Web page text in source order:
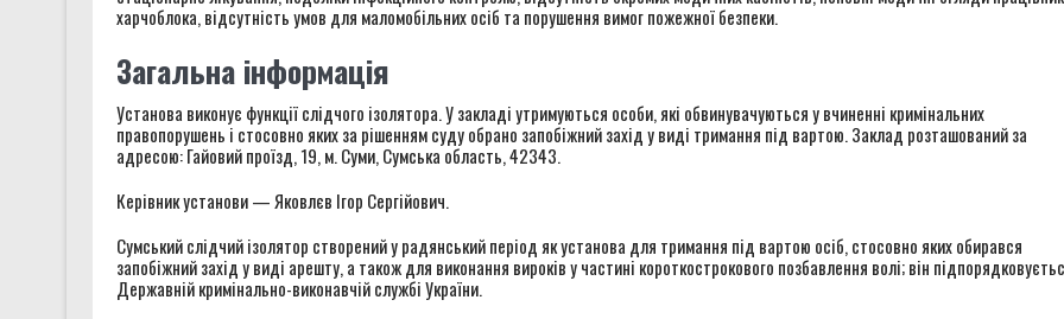
харчоблока, відсутність умов для маломобільних осіб та порушення вимог пожежної безпеки.
Загальна інформація
Установа виконує функції слідчого ізолятора. У закладі утримуються особи, які обвинувачуються у вчиненні кримінальних
правопорушень і стосовно яких за рішенням суду обрано запобіжний захід у виді тримання під вартою. Заклад розташований за
адресою: Гайовий проїзд, 19, м. Суми, Сумська область, 42343.
Керівник установи — Яковлєв Ігор Сергійович.
Сумський слідчий ізолятор створений у радянський період як установа для тримання під вартою осіб, стосовно яких обирався
запобіжний захід у виді арешту, а також для виконання вироків у частині короткострокового позбавлення волі; він
Державній кримінально-виконавчій службі України.